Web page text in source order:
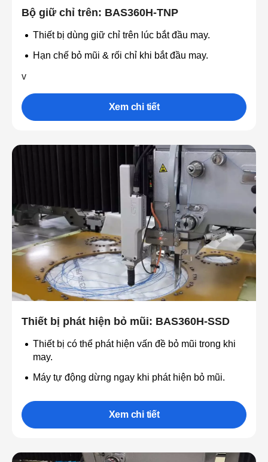
Bộ giữ chỉ trên: BAS360H-TNP
Thiết bị dùng giữ chỉ trên lúc bắt đầu may.
Hạn chế bỏ mũi & rối chỉ khi bắt đầu may.
v
Xem chi tiết
Thiết bị phát hiện bỏ mũi: BAS360H-SSD
Thiết bị có thể phát hiện vấn đề bỏ mũi trong khi
may.
Máy tự động dừng ngay khi phát hiện bỏ mũi.
Xem chi tiết